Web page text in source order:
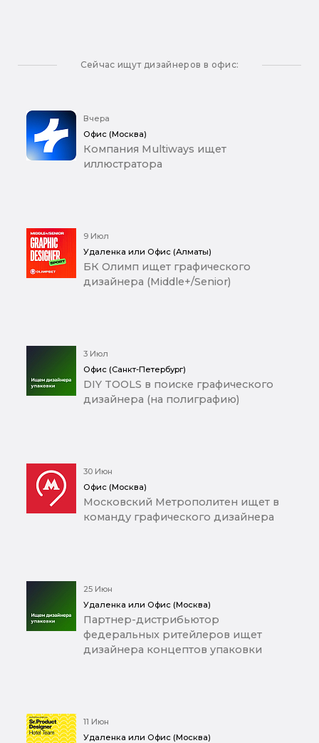
Сейчас ищут дизайнеров в офис:
Вчера
Офис (Москва)
Компания Multiways ищет
иллюстратора
9 Июл
Удаленка или Офис (Алматы)
БК Олимп ищет графического
дизайнера (Middle+/Senior)
3 Июл
Офис (Санкт-Петербург)
DIY TOOLS в поиске графического
дизайнера (на полиграфию)
30 Июн
Офис (Москва)
Московский Метрополитен ищет в
команду графического дизайнера
25 Июн
Удаленка или Офис (Москва)
Партнер-дистрибьютор
федеральных ритейлеров ищет
дизайнера концептов упаковки
11 Июн
Удаленка или Офис (Москва)